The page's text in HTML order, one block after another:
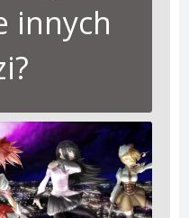
innych